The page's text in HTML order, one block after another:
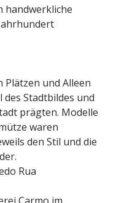
handwerkliche
Plätzen und Alleen
Stadtbildes und
prägten. Modelle
waren
den Stil und die
Rua